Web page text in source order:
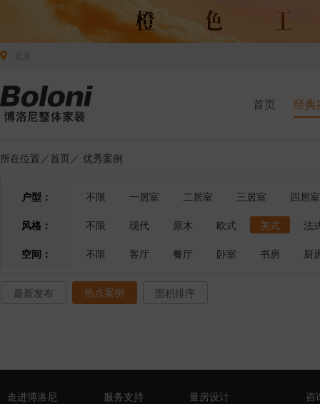
首页 经典
所在位置／首页 ／ 优秀案例
户型： 不限 一居室 二居室 三居室
四居室
风格：
不限 现代 原木 欧式 美式
法
空间：
不限 客厅 餐厅 卧室 书房 厨
最新发布 热点案例 面积排序
走进博洛尼 服务支持 量房设计 咨